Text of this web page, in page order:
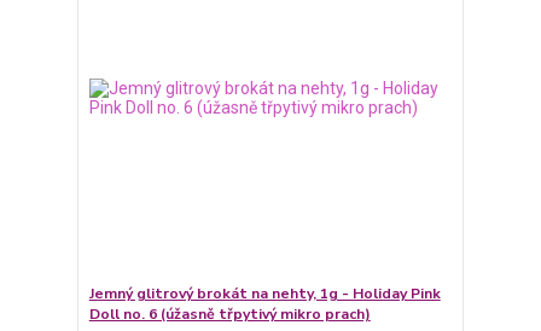
Jemný glitrový brokát na nehty, 1g - Holiday Pink
Doll no. 6 (úžasně třpytivý mikro prach)